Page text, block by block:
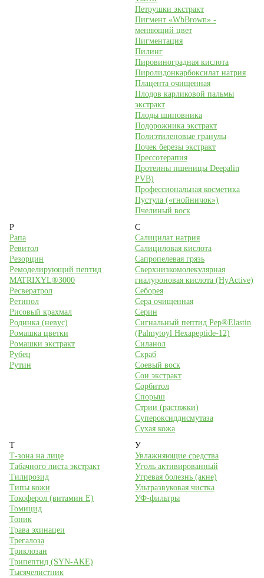
Петрушки экстракт
Пигмент «WbBrown» -
меняющий цвет
Пигментация
Пилинг
Пировиноградная кислота
Пиролидонкарбоксилат натрия
Плацента очищенная
Плодов карликовой пальмы
экстракт
Плоды шиповника
Подорожника экстракт
Полиэтиленовые гранулы
Почек березы экстракт
Прессотерапия
Протеины пшеницы Deepalin
PVB)
Профессиональная косметика
Пустула («гнойничок»)
Пчелиный воск
Р
Рапа
Ревитол
Резорцин
Ремоделирующий пептид
MATRIXYL®3000
Ресвератрол
Ретинол
Рисовый крахмал
Родинка (невус)
Ромашка цветки
Ромашки экстракт
Рубец
Рутин
С
Салицилат натрия
Салициловая кислота
Сапропелевая грязь
Сверхнизкомолекулярная
гиалуроновая кислота (HyActive)
Себорея
Сера очищенная
Серин
Сигнальный пептид Pep®Elastin
(Palmytoyl Hexapeptide-12)
Силанол
Скраб
Соевый воск
Сои экстракт
Сорбитол
Спорыш
Стрии (растяжки)
Супероксиддисмутаза
Сухая кожа
Т
Т-зона на лице
Табачного листа экстракт
Тилирозид
Типы кожи
Токоферол (витамин Е)
Томицид
Тоник
Трава эхинацеи
Трегалоза
Триклозан
Трипептид (SYN-AKE)
Тысячелистник
У
Увлажняющие средства
Уголь активированный
Угревая болезнь (акне)
Ультразвуковая чистка
УФ-фильтры